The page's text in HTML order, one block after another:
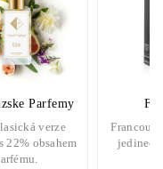
Parfemy
verze
22% obsahem
FP